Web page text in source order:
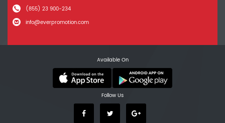
(855) 23 900-234
info@everpromotion.com
Available On
Follow Us